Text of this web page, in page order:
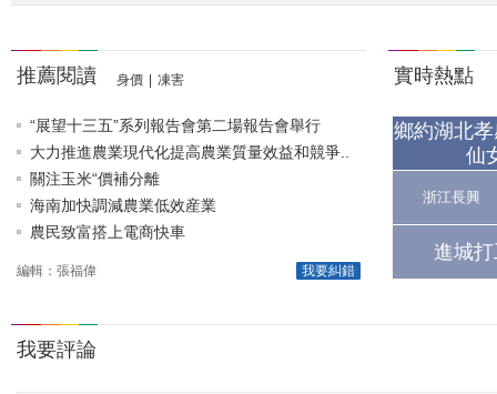
推薦閱讀 身價 凍害
“展望十三五”系列報告會第二場報告會舉行
大力推進農業現代化提高農業質量效益和競爭..
關注玉米“價補分離
海南加快調減農業低效産業
農民致富搭上電商快車
我要糾錯
編輯：張福偉
實時熱點
鄉約湖北
仙
浙江長興
進城